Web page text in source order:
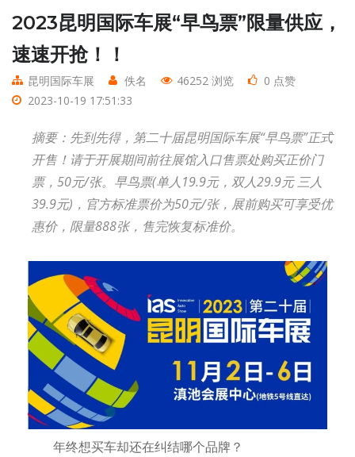
2023昆明国际车展“早鸟票”限量供应，
速速开抢！！
昆明国际车展 佚名 46252 浏览
0 点赞
2023-10-19 17:51:33
摘要：先到先得，第二十届昆明国际车展“早鸟票”正式
开售！请于开展期间前往展馆入口售票处购买正价门
票，50元/张。早鸟票(单人19.9元，双人29.9元 三人
39.9元)，官方标准票价为50元/张，展前购买可享受优
惠价，限量888张，售完恢复标准价。
年终想买车却还在纠结哪个品牌？